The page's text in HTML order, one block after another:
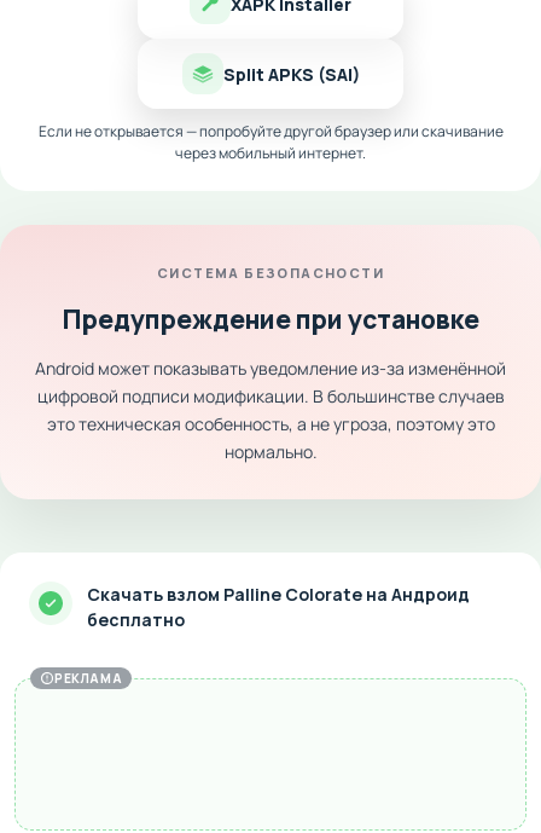
Split APKS (SAI)
Если не открывается — попробуйте другой браузер или скачивание
через мобильный интернет.
СИСТЕМА БЕЗОПАСНОСТИ
Предупреждение при установке
Android может показывать уведомление из-за изменённой
цифровой подписи модификации. В большинстве случаев
это техническая особенность, а не угроза, поэтому это
нормально.
Скачать взлом Palline Colorate на Андроид
бесплатно
РЕКЛАМА